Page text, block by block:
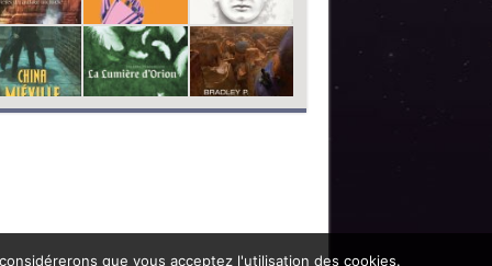
que vous acceptez l'utilisation des cookies.